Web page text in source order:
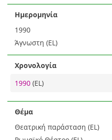
Ημερομηνία
1990
Άγνωστη (EL)
Χρονολογία
1990 (EL)
Θέμα
Θεατρική παράσταση (EL)